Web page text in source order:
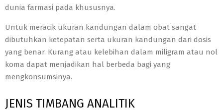
dunia farmasi pada khususnya.
Untuk meracik ukuran kandungan dalam obat sangat
dibutuhkan ketepatan serta ukuran kandungan dari dosis
yang benar. Kurang atau kelebihan dalam miligram atau nol
koma dapat menjadikan hal berbeda bagi yang
mengkonsumsinya.
JENIS TIMBANG ANALITIK